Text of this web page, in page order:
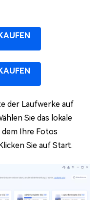
der Laufwerke auf
Sie das lokale
Ihre Fotos
Sie auf Start.